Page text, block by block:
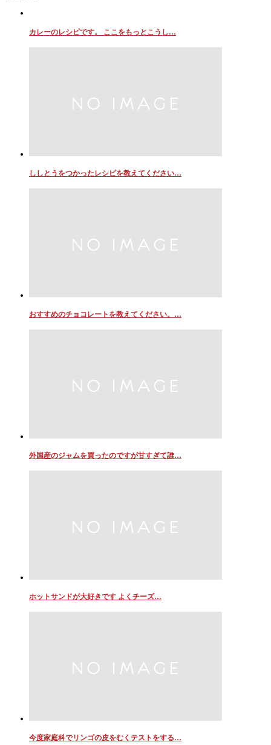
カレーのレシピです。 ここをもっとこうし…
ししとうをつかったレシピを教えてください…
おすすめのチョコレートを教えてください。…
外国産のジャムを買ったのですが甘すぎて誰…
ホットサンドが大好きです よくチーズ…
今度家庭科でリンゴの皮をむくテストをする…